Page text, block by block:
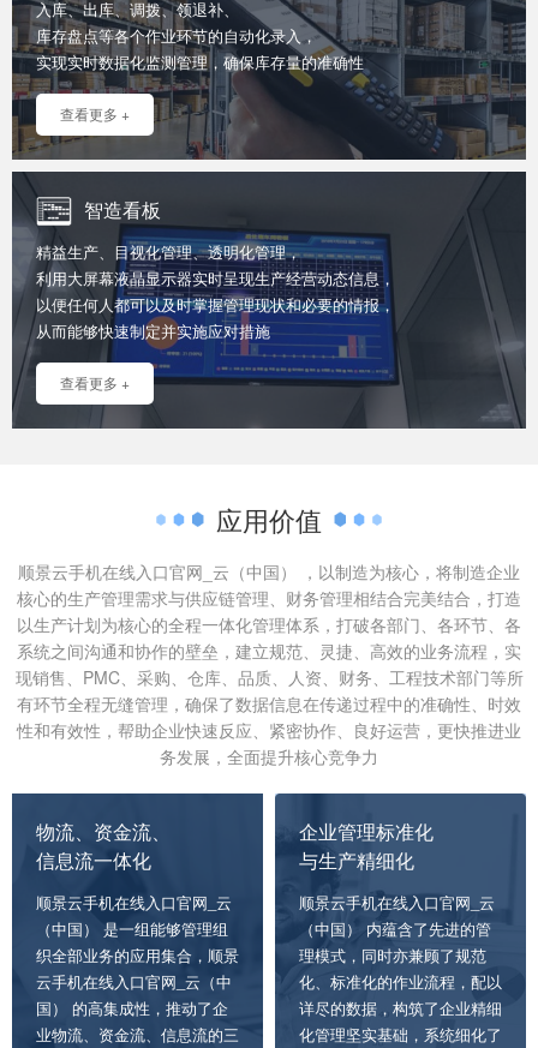
入库、出库、调拨、领退补、
库存盘点等各个作业环节的自动化录入，
实现实时数据化监测管理，确保库存量的准确性
查看更多 +
智造看板
精益生产、目视化管理、透明化管理，
利用大屏幕液晶显示器实时呈现生产经营动态信息，
以便任何人都可以及时掌握管理现状和必要的情报，
从而能够快速制定并实施应对措施
查看更多 +
应用价值
顺景云手机在线入口官网_云（中国） ，以制造为核心，将制造企业
核心的生产管理需求与供应链管理、财务管理相结合完美结合，打造
以生产计划为核心的全程一体化管理体系，打破各部门、各环节、各
系统之间沟通和协作的壁垒，建立规范、灵捷、高效的业务流程，实
现销售、PMC、采购、仓库、品质、人资、财务、工程技术部门等所
有环节全程无缝管理，确保了数据信息在传递过程中的准确性、时效
性和有效性，帮助企业快速反应、紧密协作、良好运营，更快推进业
务发展，全面提升核心竞争力
物流、资金流、
信息流一体化
顺景云手机在线入口官网_云
（中国） 是一组能够管理组
织全部业务的应用集合，顺景
云手机在线入口官网_云（中
国） 的高集成性，推动了企
业物流、资金流、信息流的三
企业管理标准化
与生产精细化
顺景云手机在线入口官网_云
（中国） 内蕴含了先进的管
理模式，同时亦兼顾了规范
化、标准化的作业流程，配以
详尽的数据，构筑了企业精细
化管理坚实基础，系统细化了